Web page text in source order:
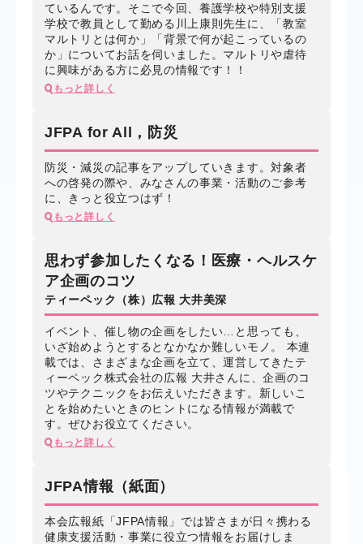
ているんです。そこで今回、養護学校や特別支援
学校で教員として勤める川上康則先生に、「教室
マルトリとは何か」「背景で何が起こっているの
か」についてお話を伺いました。マルトリや虐待
に興味がある方に必見の情報です！！
もっと詳しく
JFPA for All，防災
防災・減災の記事をアップしていきます。対象者
への啓発の際や、みなさんの事業・活動のご参考
に、きっと役立つはず！
もっと詳しく
思わず参加したくなる！医療・ヘルスケ
ア企画のコツ
ティーペック（株）広報 大井美深
イベント、催し物の企画をしたい…と思っても、
いざ始めようとするとなかなか難しいモノ。 本連
載では、さまざまな企画を立て、運営してきたテ
ィーペック株式会社の広報 大井さんに、企画のコ
ツやテクニックをお伝えいただきます。新しいこ
とを始めたいときのヒントになる情報が満載で
す。ぜひお役立てください。
もっと詳しく
JFPA情報（紙面）
本会広報紙「JFPA情報」では皆さまが日々携わる
健康支援活動・事業に役立つ情報をお届けしま